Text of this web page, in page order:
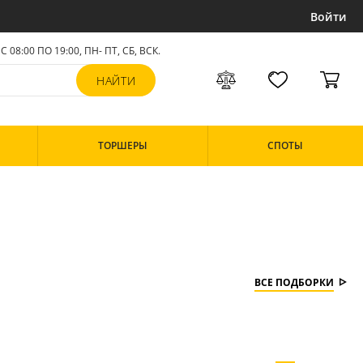
Войти
С 08:00 ПО 19:00, ПН- ПТ,СБ, ВСК.
ТОРШЕРЫ СПОТЫ
ВСЕ ПОДБОРКИ